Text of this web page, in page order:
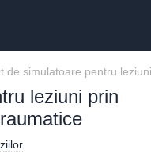
de simulatoare pentru
leziuni prin